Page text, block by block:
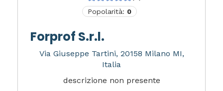
Popolarità: 0
Forprof S.r.l.
Via Giuseppe Tartini, 20158 Milano MI,
Italia
descrizione non presente